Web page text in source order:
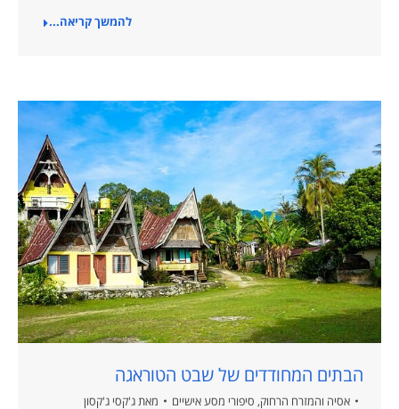
להמשך קריאה...
הבתים המחודדים של שבט הטוראגה
אסיה והמזרח הרחוק, סיפורי מסע אישיים מאתג'קסי ג'קסון